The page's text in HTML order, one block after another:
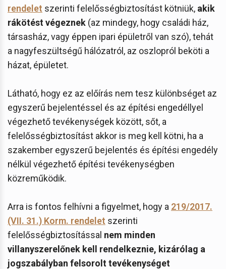
rendelet szerinti felelősségbiztosítást kötniük, akik
rákötést végeznek (az mindegy, hogy családi ház,
társasház, vagy éppen ipari épületről van szó), tehát
a nagyfeszültségű hálózatról, az oszlopról beköti a
házat, épületet.
Látható, hogy ez az előírás nem tesz különbséget az
egyszerű bejelentéssel és az építési engedéllyel
végezhető tevékenységek között, sőt, a
felelősségbiztosítást akkor is meg kell kötni, ha a
szakember egyszerű bejelentés és építési engedély
nélkül végezhető építési tevékenységben
közreműködik.
Arra is fontos felhívni a figyelmet, hogy a 219/2017.
(VII. 31.) Korm. rendelet szerinti
felelősségbiztosítással nem minden
villanyszerelőnek kell rendelkeznie, kizárólag a
jogszabályban felsorolt tevékenységet